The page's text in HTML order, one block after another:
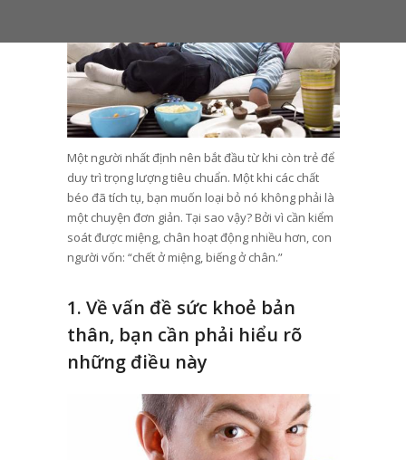
Một người nhất định nên bắt đầu từ khi còn trẻ để
duy trì trọng lượng tiêu chuẩn. Một khi các chất
béo đã tích tụ, bạn muốn loại bỏ nó không phải là
một chuyện đơn giản. Tại sao vậy? Bởi vì cần kiểm
soát được miệng, chân hoạt động nhiều hơn, con
người vốn: “chết ở miệng, biếng ở chân.”
1. Về vấn đề sức khoẻ bản
thân, bạn cần phải hiểu rõ
những điều này